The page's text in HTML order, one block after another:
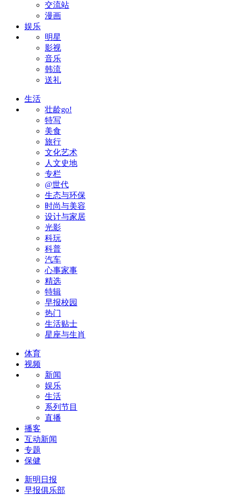
交流站
漫画
娱乐
明星
影视
音乐
韩流
送礼
生活
壮龄go!
特写
美食
旅行
文化艺术
人文史地
专栏
@世代
生态与环保
时尚与美容
设计与家居
光影
科玩
科普
汽车
心事家事
精选
特辑
早报校园
热门
生活贴士
星座与生肖
体育
视频
新闻
娱乐
生活
系列节目
直播
播客
互动新闻
专题
保健
新明日报
早报俱乐部